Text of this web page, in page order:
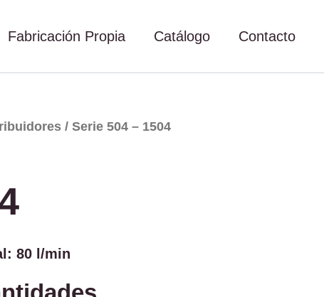
Fabricación Propia Catálogo Contacto
/ Serie 504 – 1504
80 l/min